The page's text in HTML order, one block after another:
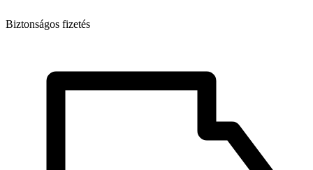
Biztonságos fizetés